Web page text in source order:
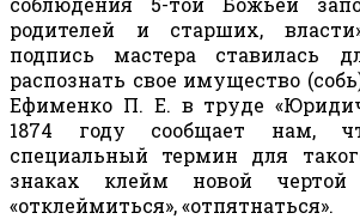
родителей и старших,
подпись мастера ставилась
распознать свое имущество
Ефименко П. Е. в труде
1874 году сообщает нам,
специальный термин для
знаках клейм новой чертой
«отклеймиться», «отпятнаться».